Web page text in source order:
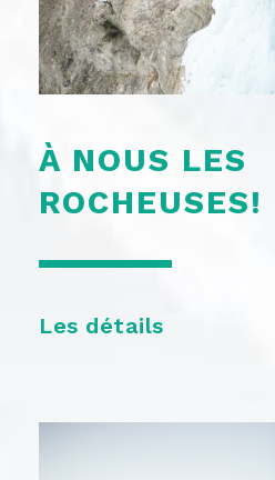
À NOUS LES
ROCHEUSES!
Les détails